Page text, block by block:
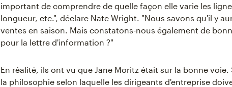
important de comprendre de quelle façon elle varie les
longueur, etc.", déclare Nate Wright. "Nous savons qu'il y
ventes en saison. Mais constatons-nous également de
pour la lettre d'information ?"
En réalité, ils ont vu que Jane Moritz était sur la bonne voie.
la philosophie selon laquelle les dirigeants d'entreprise